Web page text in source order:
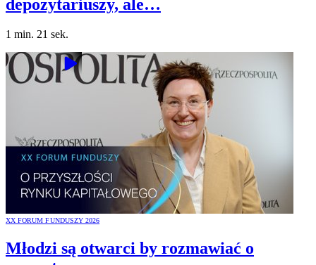
depozytariuszy, ale…
1 min. 21 sek.
XX FORUM FUNDUSZY 2026
Młodzi są otwarci by rozmawiać o